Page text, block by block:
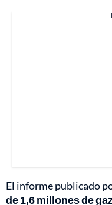
El informe publicado
de 1,6 millones de